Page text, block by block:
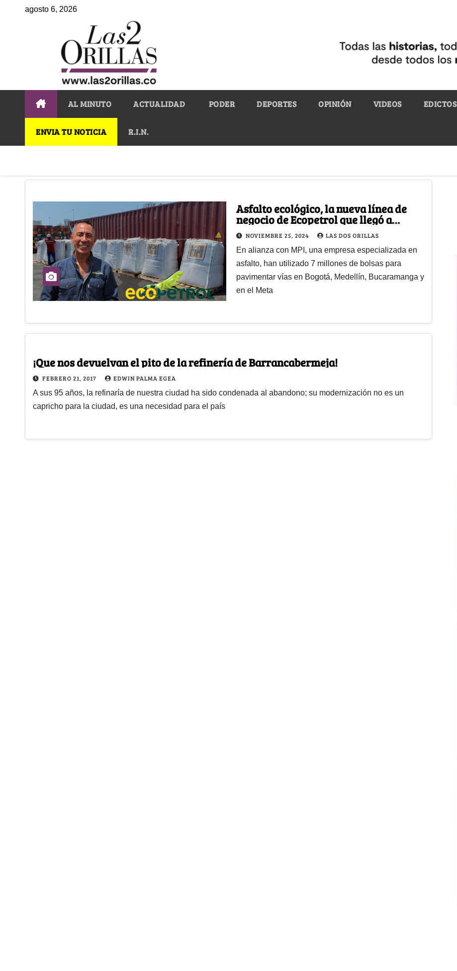
agosto 6, 2026
AL MINUTO ACTUALIDAD PODER DEPORTES OPINIÓN VIDEOS EDICTOS
ENVIA TU NOTICIA R.I.N.
Asfalto ecológico, la nueva línea de
negocio de Ecopetrol que llegó a
Centroamérica
NOVIEMBRE 25, 2024 LAS DOS ORILLAS
En alianza con MPI, una empresa especializada en
asfalto, han utilizado 7 millones de bolsas para
pavimentar vías en Bogotá, Medellín, Bucaramanga y
en el Meta
¡Que nos devuelvan el pito de la refinería de Barrancabermeja!
FEBRERO 21, 2017 EDWIN PALMA EGEA
A sus 95 años, la refinaría de nuestra ciudad ha sido condenada al abandono; su modernización no es un
capricho para la ciudad, es una necesidad para el país